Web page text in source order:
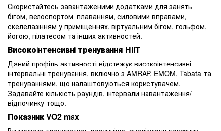
Скористайтесь завантаженими додатками для занять
бігом, велоспортом, плаванням, силовими вправами,
скелелазінням у приміщеннях, віртуальним бігом, гольфом,
йогою, пілатесом та інших активностей.
Високоінтенсивні тренування HIIT
Даний профіль активності відстежує високоінтенсивні
інтервальні тренування, включно з AMRAP, EMOM, Tabata та
тренуваннями, що налаштовуються користувачем.
Задавайте кількість раундів, інтервали навантаження/
відпочинку тощо.
Показник VO2 max